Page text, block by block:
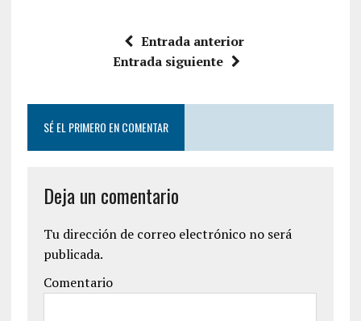
Entrada anterior
Entrada siguiente
SÉ EL PRIMERO EN COMENTAR
Deja un comentario
Tu dirección de correo electrónico no será
publicada.
Comentario